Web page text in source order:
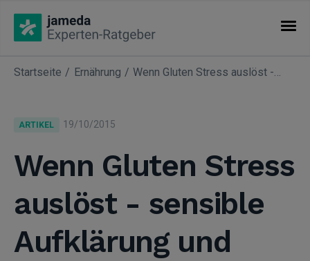
KATEGORIEN
Fachgebiete
Startseite Ernährung Wenn Gluten Stress auslöst - sensible Aufklärung und Betreuung
ARTIKEL 19/10/2015
Wenn Gluten Stress
auslöst - sensible
Aufklärung und